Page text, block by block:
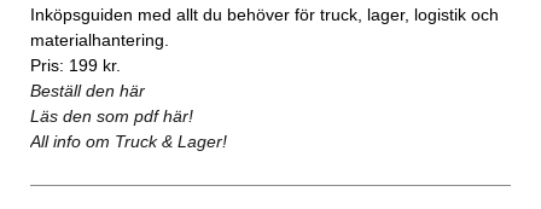
Inköpsguiden med allt du behöver för truck, lager, logistik och
materialhantering.
Pris: 199 kr.
Beställ den här
Läs den som pdf här!
All info om Truck & Lager!